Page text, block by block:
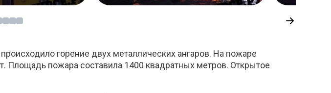
горение двух металлических ангаров. На пожаре
Площадь пожара составила 1400 квадратных метров. Открытое